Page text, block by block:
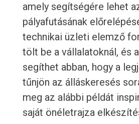
amely segítségére lehet
pályafutásának
technikai üzleti elemző
tölt be a vállalatoknál, és
segíthet abban, hogy a
tűnjön az álláskeresés
meg az alábbi példát
saját önéletrajza